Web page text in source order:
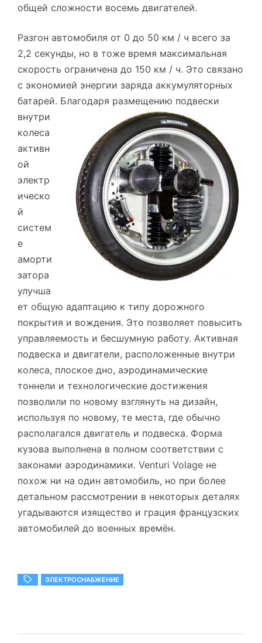
общей сложности восемь двигателей.
Разгон автомобиля от 0 до 50 км / ч всего за
2,2 секунды, но в тоже время максимальная
скорость ограничена до 150 км / ч. Это связано
с экономией энергии заряда аккумуляторных
батарей. Благодаря размещению подвески
внутри
колеса
активн
ой
электр
ическо
й
систем
е
аморти
затора
улучша
ет общую адаптацию к типу дорожного
покрытия и вождения. Это позволяет повысить
управляемость и бесшумную работу. Активная
подвеска и двигатели, расположенные внутри
колеса, плоское дно, аэродинамические
тоннели и технологические достижения
позволили по новому взглянуть на дизайн,
используя по новому, те места, где обычно
располагался двигатель и подвеска. Форма
кузова выполнена в полном соответствии с
законами аэродинамики. Venturi Volage не
похож ни на один автомобиль, но при более
детальном рассмотрении в некоторых деталях
угадываются изящество и грация французских
автомобилей до военных времён.
ЭЛЕКТРОСНАБЖЕНИЕ